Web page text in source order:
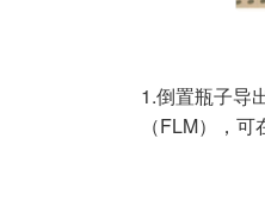
1.倒置瓶子导
（FLM），